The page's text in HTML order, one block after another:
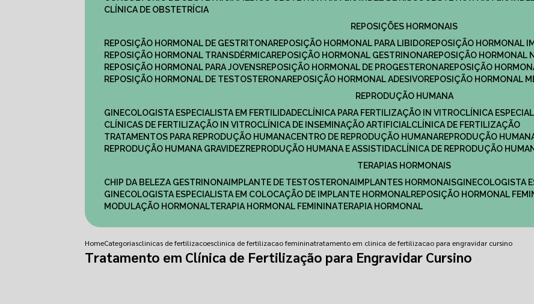
CLÍNICA DE OBSTETRÍCIA
REPOSIÇÕES HORMONAIS
REPOSIÇÃO HORMONAL DE GESTRITONA
REPOSIÇÃO HORMONAL PARA LIBIDO
REPOSIÇÃO HORMONAL
REPOSIÇÃO HORMONAL TRANSDÉRMICA
REPOSIÇÃO HORMONAL GESTRINONA
REPOSIÇÃO HORMONAL
REPOSIÇÃO HORMONAL PARA JOVENS
REPOSIÇÃO HORMONAL DE PROGESTERONA
REPOSIÇÃO
REPOSIÇÃO HORMONAL DE TESTOSTERONA
REPOSIÇÃO HORMONAL ADESIVO
REPOSIÇÃO HORMONAL
REPRODUÇÃO HUMANA
GINECOLOGISTA ESPECIALISTA EM FERTILIDADE
CLÍNICA PARA FERTILIZAÇÃO IN VITRO
CLÍNICA
CLÍNICAS DE FERTILIZAÇÃO IN VITRO
CLÍNICA DE INSEMINAÇÃO ARTIFICIAL
CLÍNICA DE FERTILIZAÇÃO
TRATAMENTOS PARA REPRODUÇÃO HUMANA
CENTRO DE REPRODUÇÃO HUMANA
REPRODUÇÃO
REPRODUÇÃO HUMANA GRAVIDEZ
REPRODUÇÃO HUMANA E ASSISTIDA
CLÍNICA DE REPRODUÇÃO
TERAPIAS HORMONAIS
CHIP DA BELEZA GESTRINONA IMPLANTE DE TESTOSTERONA IMPLANTES HORMONAIS
GINECOLOGISTA
GINECOLOGISTA ESPECIALISTA EM COLOCAÇÃO DE IMPLANTE HORMONAL
REPOSIÇÃO HORMONAL
MODULAÇÃO HORMONAL
TERAPIA HORMONAL FEMININA TERAPIA HORMONAL
HomeCategoriasclinicas de fertilizacoesclinica de fertilizacao femininatratamento em clinica de fertilizacao para engravidar cursino
Tratamento em Clínica de Fertilização para Engravidar Cursino